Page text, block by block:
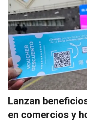
Lanzan
en comercios y